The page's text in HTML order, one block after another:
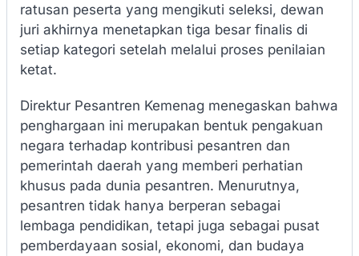
ratusan peserta yang mengikuti seleksi, dewan
juri akhirnya menetapkan tiga besar finalis di
setiap kategori setelah melalui proses penilaian
ketat.
Direktur Pesantren Kemenag menegaskan bahwa
penghargaan ini merupakan bentuk pengakuan
negara terhadap kontribusi pesantren dan
pemerintah daerah yang memberi perhatian
khusus pada dunia pesantren. Menurutnya,
pesantren tidak hanya berperan sebagai
lembaga pendidikan, tetapi juga sebagai pusat
pemberdayaan sosial, ekonomi, dan budaya